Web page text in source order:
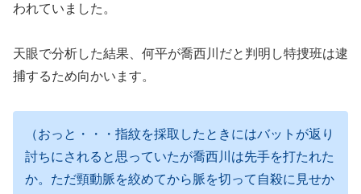
われていました。
天眼で分析した結果、何平が喬西川だと判明し特捜班は逮
捕するため向かいます。
（おっと・・・指紋を採取したときにはバットが返り
討ちにされると思っていたが喬西川は先手を打たれた
か。ただ頸動脈を絞めてから脈を切って自殺に見せか